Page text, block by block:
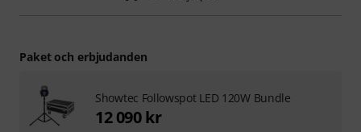
Paket och erbjudanden
Showtec Followspot LED 120W Bundle
12 090 kr